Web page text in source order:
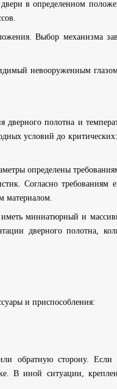
в определенном
Выбор механизма
невооруженным
дверного полотна и
условий до
определены
Согласно требованиям
материалом.
миниатюрный и
дверного полотна,
и приспособления:
обратную сторону. Если
В иной ситуации,